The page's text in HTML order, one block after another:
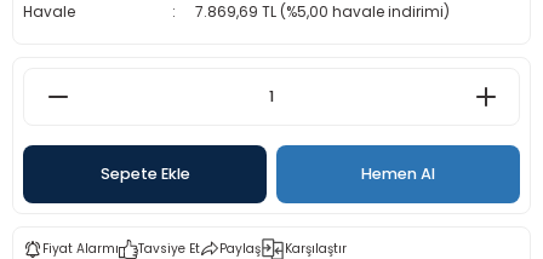
Havale
7.869,69 TL (%5,00 havale indirimi)
Sepete Ekle Hemen Al
Fiyat Alarmı Tavsiye Et Paylaş Karşılaştır